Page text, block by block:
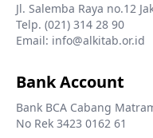
Jl. Salemba Raya no.12
Telp. (021) 314 28 90
Email: info@alkitab.or.id
Bank Account
Bank BCA Cabang
No Rek 3423 0162 61